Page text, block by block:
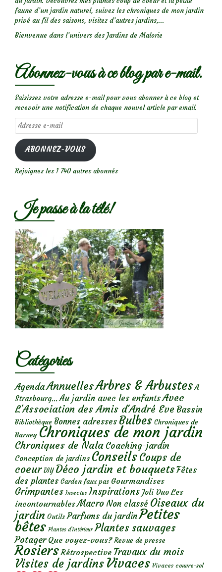
faune d’un jardin naturel, suivez les chroniques de mon jardin
privé au fil des saisons, visitez d’autres jardins,...
Bienvenue dans l’univers des Jardins de Malorie
Abonnez-vous à ce blog par e-mail.
Saisissez votre adresse e-mail pour vous abonner à ce blog et
recevoir une notification de chaque nouvel article par email.
Adresse
e-
mail
ABONNEZ-VOUS
Rejoignez les 1 740 autres abonnés
Je passe à la télé!
Catégories
AgendaAnnuellesArbres & Arbustes A
Strasbourg... Au jardin avec les enfantsAvec
L'Association des Amis d'André Eve Bassin
Bibliothèque Bonnes adresses Bulbes Chroniques de
Barney Chroniques de mon jardin
Chroniques de Nala Coaching-jardin
Conception de jardins ConseilsCoups de
coeur DIY Déco jardin et bouquetsFêtes
des plantes Garden faux pas Gourmandises
Grimpantes Insectes Inspirations Joli Duo Les
incontournables Macro Non classé Oiseaux du
jardin Outils Parfums du jardinPetites
bêtes Plantes d’intérieur Plantes sauvages
Potager Que voyez-vous? Revue de presse
Rosiers Rétrospective Travaux du mois
Visites de jardins Vivaces Vivaces couvre-sol